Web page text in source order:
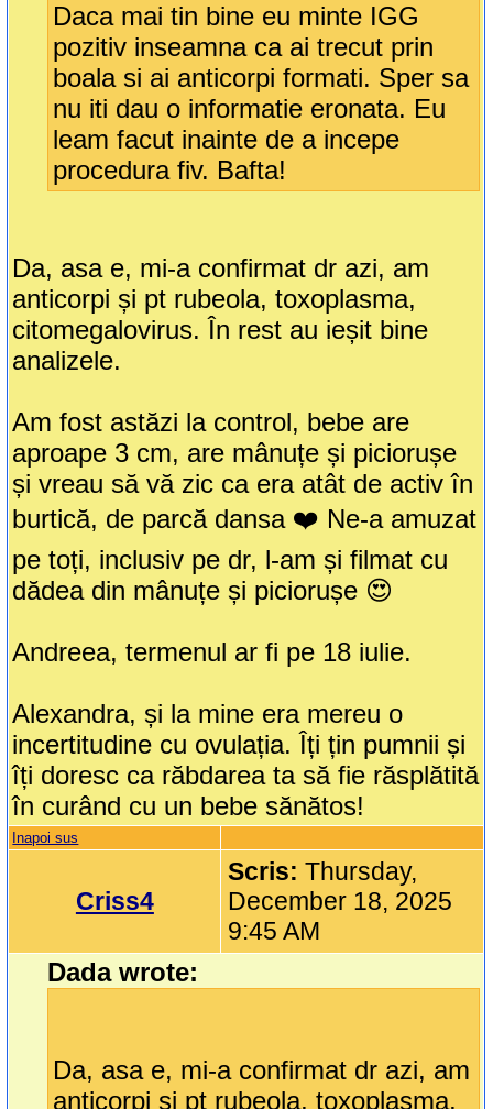
Daca mai tin bine eu minte IGG
pozitiv inseamna ca ai trecut prin
boala si ai anticorpi formati. Sper sa
nu iti dau o informatie eronata. Eu
leam facut inainte de a incepe
procedura fiv. Bafta!
Da, asa e, mi-a confirmat dr azi, am
anticorpi și pt rubeola, toxoplasma,
citomegalovirus. În rest au ieșit bine
analizele.
Am fost astăzi la control, bebe are
aproape 3 cm, are mânuțe și piciorușe
și vreau să vă zic ca era atât de activ în
burtică, de parcă dansa ❤️ Ne-a amuzat
pe toți, inclusiv pe dr, l-am și filmat cu
dădea din mânuțe și piciorușe 😍
Andreea, termenul ar fi pe 18 iulie.
Alexandra, și la mine era mereu o
incertitudine cu ovulația. Îți țin pumnii și
îți doresc ca răbdarea ta să fie răsplătită
în curând cu un bebe sănătos!
Inapoi sus
Criss4
Scris:Thursday,
December 18, 2025
9:45 AM
Dada wrote:
Da, asa e, mi-a confirmat dr azi, am
anticorpi și pt rubeola, toxoplasma,